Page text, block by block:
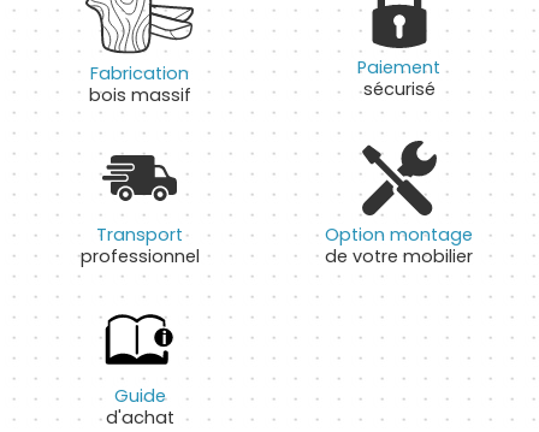
Fabrication
bois massif
Paiement
sécurisé
Transport
professionnel
Option montage
de votre mobilier
Guide
d'achat